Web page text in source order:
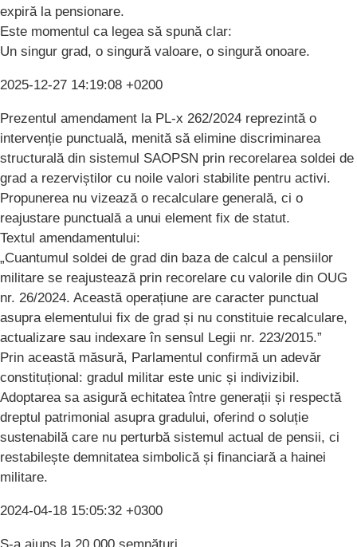
expiră la pensionare.
Este momentul ca legea să spună clar:
Un singur grad, o singură valoare, o singură onoare.
2025-12-27 14:19:08 +0200
Prezentul amendament la PL-x 262/2024 reprezintă o
intervenție punctuală, menită să elimine discriminarea
structurală din sistemul SAOPSN prin recorelarea soldei de
grad a rezerviștilor cu noile valori stabilite pentru activi.
Propunerea nu vizează o recalculare generală, ci o
reajustare punctuală a unui element fix de statut.
Textul amendamentului:
„Cuantumul soldei de grad din baza de calcul a pensiilor
militare se reajustează prin recorelare cu valorile din OUG
nr. 26/2024. Această operațiune are caracter punctual
asupra elementului fix de grad și nu constituie recalculare,
actualizare sau indexare în sensul Legii nr. 223/2015.”
Prin această măsură, Parlamentul confirmă un adevăr
constituțional: gradul militar este unic și indivizibil.
Adoptarea sa asigură echitatea între generații și respectă
dreptul patrimonial asupra gradului, oferind o soluție
sustenabilă care nu perturbă sistemul actual de pensii, ci
restabilește demnitatea simbolică și financiară a hainei
militare.
2024-04-18 15:05:32 +0300
S-a ajuns la 20,000 semnături